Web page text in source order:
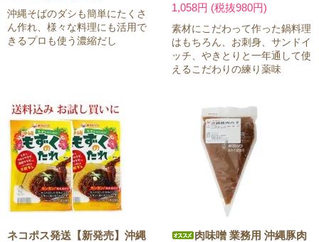
沖縄そばのダシも簡単にたくさ
ん作れ、様々な料理にも活用で
きるプロも使う濃縮だし
1,058円 (税抜980円)
素材にこだわって作った鍋料理
はもちろん、お刺身、サンドイ
ッチ、やきとりと一年通して使
えるこだわりの練り薬味
ネコポス発送【新発売】沖縄
肉味噌 業務用 沖縄豚肉